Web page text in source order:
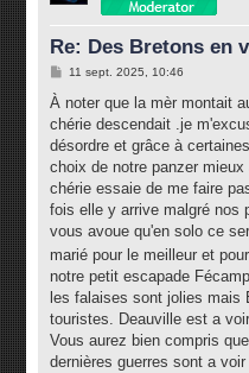
Re: Des Bretons en
M
s
a
g
11 sept. 2025, 10:46
À noter que la mèr montait
chérie descendait .je
désordre et grâce à
choix de notre panzer
chérie essaie de me faire
fois elle y arrive malgré nos
vous avoue qu'en solo ce
marié pour le meilleur et
notre petit escapade
les falaises sont jolies mais
touristes. Deauville est a
Vous aurez bien compris
dernières guerres sont a